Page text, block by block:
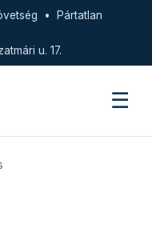
• Pártatlan
u. 17.
☰